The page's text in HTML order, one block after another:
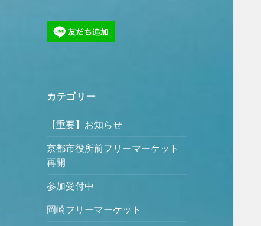
カテゴリー
【重要】お知らせ
京都市役所前フリーマーケット
再開
参加受付中
岡崎フリーマーケット